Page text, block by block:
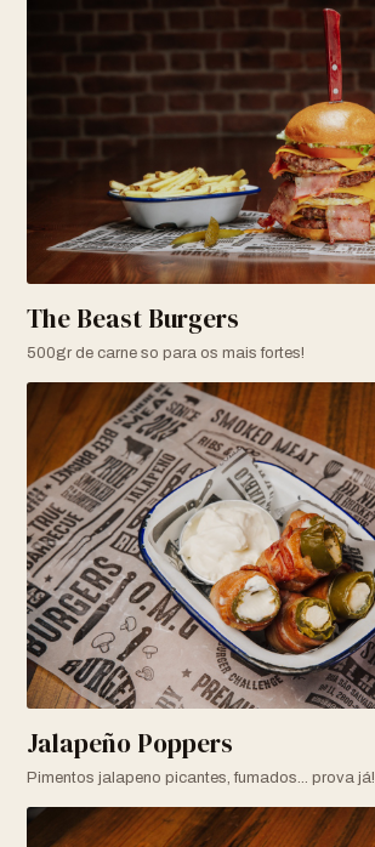
The Beast Burgers
500gr de carne so para os mais fortes!
Jalapeño Poppers
Pimentos jalapeno picantes, fumados... prova já!